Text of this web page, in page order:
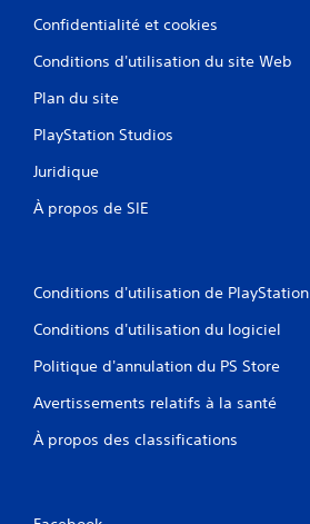
Confidentialité et cookies
Conditions d'utilisation du site Web
Plan du site
PlayStation Studios
Juridique
À propos de SIE
Conditions d'utilisation de PlayStation
Conditions d'utilisation du logiciel
Politique d'annulation du PS Store
Avertissements relatifs à la santé
À propos des classifications